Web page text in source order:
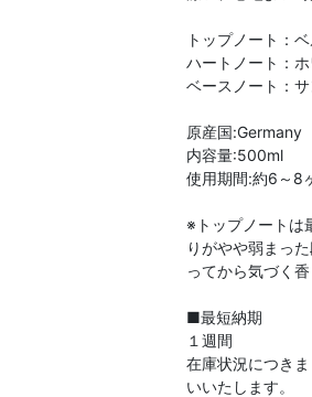
トップノート：
ハートノート：
ベースノート：
原産国:Germany
内容量:500ml
使用期間:約6～8
※トップノートは
りがやや弱まっ
ってから気づく香
■最短納期
１週間
在庫状況につき
いいたします。